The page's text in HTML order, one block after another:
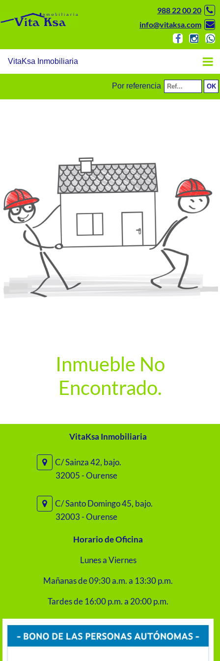
988 22 00 20
info@vitaksa.com
VitaKsa Inmobiliaria
Por referencia
Inmueble No
Encontrado.
VitaKsa Inmobiliaria
C/ Sainza 42, bajo.
32005 - Ourense
C/ Santo Domingo 45, bajo.
32003 - Ourense
Horario de Oficina
Lunes a Viernes
Mañanas de 09:30 a.m. a 13:30 p.m.
Tardes de 16:00 p.m. a 20:00 p.m.